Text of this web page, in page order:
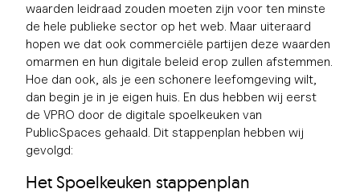
waarden leidraad zouden moeten zijn voor ten minste
de hele publieke sector op het web. Maar uiteraard
hopen we dat ook commerciële partijen deze waarden
omarmen en hun digitale beleid erop zullen afstemmen.
Hoe dan ook, als je een schonere leefomgeving wilt,
dan begin je in je eigen huis. En dus hebben wij eerst
de VPRO door de digitale spoelkeuken van
PublicSpaces gehaald. Dit stappenplan hebben wij
gevolgd:
Het Spoelkeuken stappenplan